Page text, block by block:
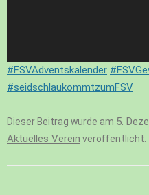
#FSVAdventskalender
#seidschlaukommtzumFSV
Dieser Beitrag wurde am 5.
Aktuelles Verein veröffentlicht.